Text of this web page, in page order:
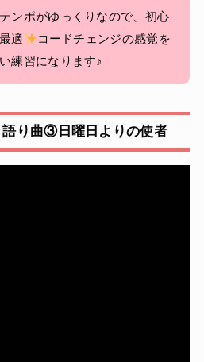
ンポがゆっくりなので、初心
適
コードチェンジの感覚を
練習になります♪
り曲③日曜日よりの使者